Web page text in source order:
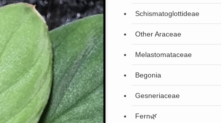
Schismatoglottideae
Other Araceae
Melastomataceae
Begonia
Gesneriaceae
Fern🌿